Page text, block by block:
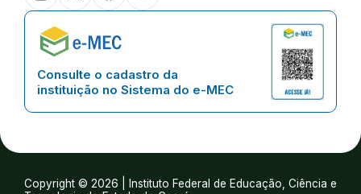
Consulte o cadastro da
instituição no Sistema do e-MEC
Copyright © 2026 | Instituto Federal de Educação, Ciência e